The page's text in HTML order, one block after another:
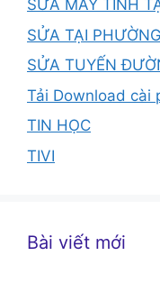
SỬA MÁY TÍNH
SỬA TẠI
SỬA TUYẾN
Tải Download cài
TIN HỌC
TIVI
Bài viết mới